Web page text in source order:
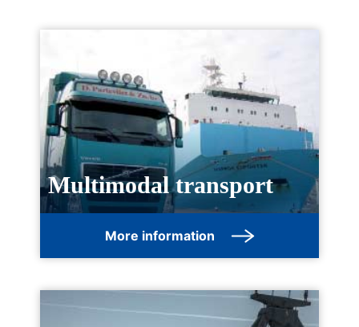
Multimodal transport
More information